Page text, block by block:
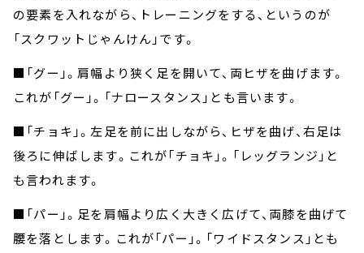
の要素を入れながら、トレーニングをする、というのが
「スクワットじゃんけん」です。
■「グー」。肩幅より狭く足を開いて、両ヒザを曲げます。
これが「グー」。「ナロースタンス」とも言います。
■「チョキ」。左足を前に出しながら、ヒザを曲げ、右足は
後ろに伸ばします。これが「チョキ」。「レッグランジ」と
も言われます。
■「パー」。足を肩幅より広く大きく広げて、両膝を曲げて
腰を落とします。これが「パー」。「ワイドスタンス」とも